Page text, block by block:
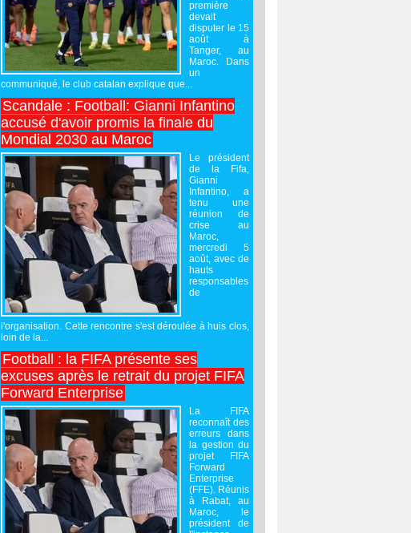
première
devait
disputer le 15
août à
Tanger, au
Maroc. Dans
un
communiqué, le club catalan explique que...
Scandale : Football: Gianni Infantino
accusé d'avoir promis la finale du
Mondial 2030 au Maroc
Le président
de la Fifa,
Gianni
Infantino, a
tenu une
réunion de
crise au
Maroc,
mercredi 5
août, avec de
hauts
responsables
de
l'organisation. Cette rencontre s'est déroulée à huis clos,
loin de la...
Football : la FIFA présente ses
excuses après le retrait du projet FIFA
Forward Enterprise
La FIFA
reconnaît des
erreurs dans
la gestion du
projet FIFA
Forward
Enterprise
(FFE). Réunis
à Rabat, au
Maroc, le
président de